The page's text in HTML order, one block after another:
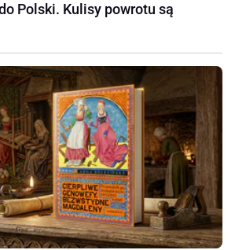
Polski. Kulisy powrotu są